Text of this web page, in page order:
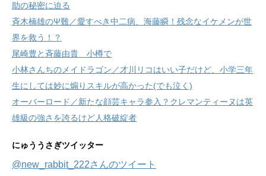
助の秘密に迫る
斉木楠雄のΨ難／愛すべき中二病、海藤瞬！残念なイケメンが世
界を救う！？
尾崎豊と斉藤由貴 小樽で
小林さんちのメイドラゴン／才川リコはいい子だけど、小学三年
生にしては妙に煽りスキルが高かった(でも泣く)
オーバーロード／新たな顔芸キャラ参入？クレマンティーヌは英
雄級の強さを誇るけど人格破綻者
にゅううさぎツイッター
@new_rabbit_222さんのツイート